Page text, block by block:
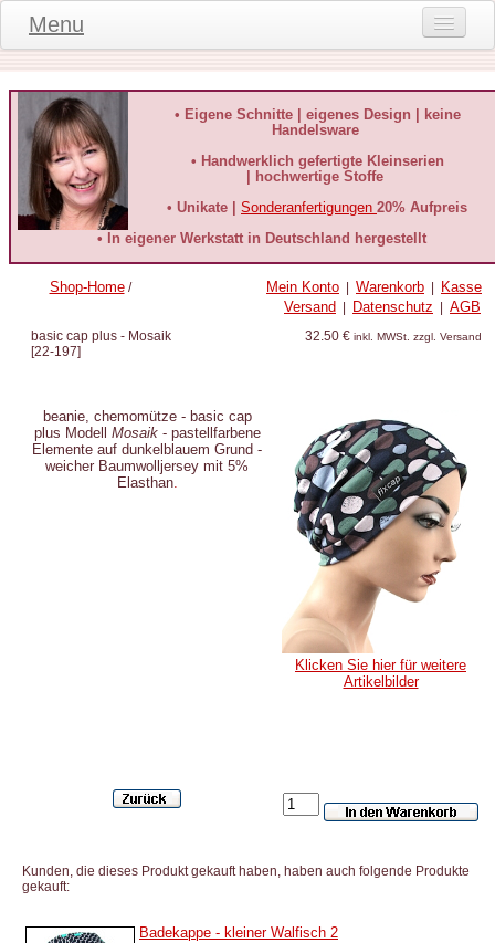
Menu
Produktinformationen
Kundeninformationen
häufige Fragen
Kontakt
Datenschutz
• Eigene Schnitte | eigenes Design | keine
Handelsware
• Handwerklich gefertigte Kleinserien
| hochwertige Stoffe
• Unikate | Sonderanfertigungen 20% Aufpreis
• In eigener Werkstatt in Deutschland hergestellt
Shop-Home/ Mein Konto Warenkorb
Kasse
Versand
Datenschutz AGB
basic cap plus - Mosaik
[22-197]
32.50 € inkl. MWSt. zzgl. Versand
beanie, chemomütze - basic cap
plus Modell Mosaik - pastellfarbene
Elemente auf dunkelblauem Grund -
weicher Baumwolljersey mit 5%
Elasthan.
Klicken Sie hier für weitere
Artikelbilder
Kunden, die dieses Produkt gekauft haben, haben auch folgende Produkte
gekauft:
Badekappe - kleiner Walfisch 2